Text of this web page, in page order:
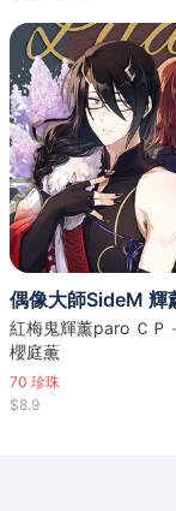
紅梅鬼輝薰paro ＣＰ
櫻庭薫
70 珍珠
$8.9